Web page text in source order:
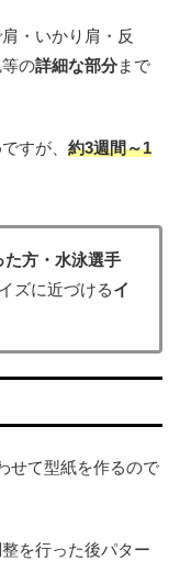
・いかり肩・反
の詳細な部分まで
すが、 約3週間～1
た方・水泳選手
ズに近づけるイ
せて型紙を作るので
を行った後パター